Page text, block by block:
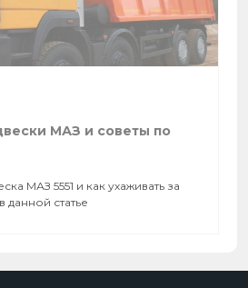
МАЗ и советы по
МАЗ 5551 и как ухаживать за
статье